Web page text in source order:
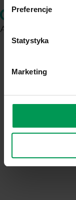
Preferencje
Statystyka
Marketing
Numer